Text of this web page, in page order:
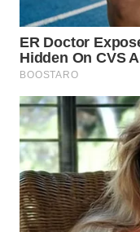
WN
DEPOK
WN
UTARA
WN
SAMOSIR
WN
PADANG